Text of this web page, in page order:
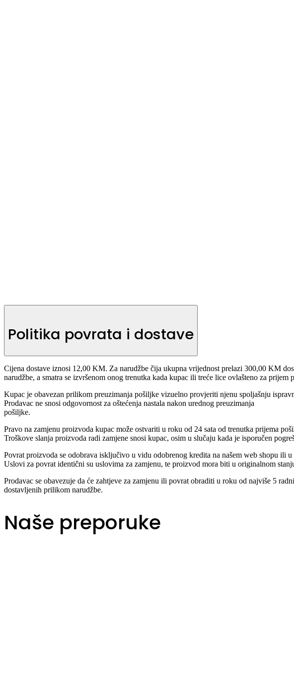
Politika povrata i dostave
Cijena dostave iznosi 12,00 KM. Za narudžbe čija ukupna vrijednost prelazi 300,00 KM
narudžbe, a smatra se izvršenom onog trenutka kada kupac ili treće lice ovlašteno za
Kupac je obavezan prilikom preuzimanja pošiljke vizuelno provjeriti njenu spoljašnju
Prodavac ne snosi odgovornost za oštećenja nastala nakon urednog preuzimanja
pošiljke.
Pravo na zamjenu proizvoda kupac može ostvariti u roku od 24 sata od trenutka prijema
Troškove slanja proizvoda radi zamjene snosi kupac, osim u slučaju kada je isporučen
Povrat proizvoda se odobrava isključivo u vidu odobrenog kredita na našem web shopu
Uslovi za povrat identični su uslovima za zamjenu, te proizvod mora biti u originalnom
Prodavac se obavezuje da će zahtjeve za zamjenu ili povrat obraditi u roku od najviše 5
dostavljenih prilikom narudžbe.
Naše preporuke